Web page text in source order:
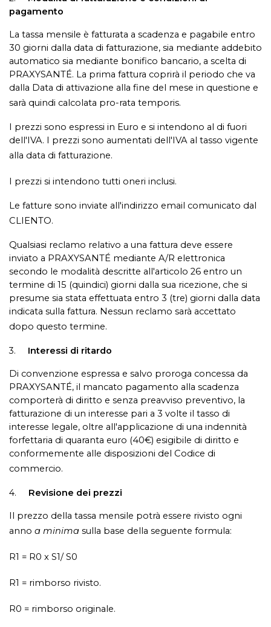
pagamento
La tassa mensile è fatturata a scadenza e pagabile entro
30 giorni dalla data di fatturazione, sia mediante addebito
automatico sia mediante bonifico bancario, a scelta di
PRAXYSANTÉ. La prima fattura coprirà il periodo che va
dalla Data di attivazione alla fine del mese in questione e
sarà quindi calcolata pro-rata temporis.
I prezzi sono espressi in Euro e si intendono al di fuori
dell'IVA. I prezzi sono aumentati dell'IVA al tasso vigente
alla data di fatturazione.
I prezzi si intendono tutti oneri inclusi.
Le fatture sono inviate all'indirizzo email comunicato dal
CLIENTO.
Qualsiasi reclamo relativo a una fattura deve essere
inviato a PRAXYSANTÉ mediante A/R elettronica
secondo le modalità descritte all'articolo 26 entro un
termine di 15 (quindici) giorni dalla sua ricezione, che si
presume sia stata effettuata entro 3 (tre) giorni dalla data
indicata sulla fattura. Nessun reclamo sarà accettato
dopo questo termine.
3. Interessi di ritardo
Di convenzione espressa e salvo proroga concessa da
PRAXYSANTÉ, il mancato pagamento alla scadenza
comporterà di diritto e senza preavviso preventivo, la
fatturazione di un interesse pari a 3 volte il tasso di
interesse legale, oltre all'applicazione di una indennità
forfettaria di quaranta euro (40€) esigibile di diritto e
conformemente alle disposizioni del Codice di
commercio.
4. Revisione dei prezzi
Il prezzo della tassa mensile potrà essere rivisto ogni
anno a minima sulla base della seguente formula:
R1 = R0 x S1/ S0
R1 = rimborso rivisto.
R0 = rimborso originale.